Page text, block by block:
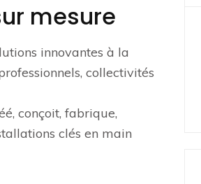
mesure
innovantes à la
collectivités
conçoit, fabrique,
clés en main